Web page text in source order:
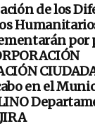
de los
por
en el